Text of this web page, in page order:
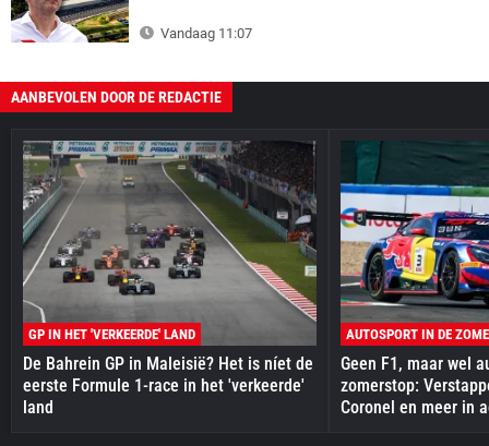
Vandaag 11:07
AANBEVOLEN DOOR DE REDACTIE
GP IN HET 'VERKEERDE' LAND
De Bahrein GP in Maleisië? Het is níet de
eerste Formule 1-race in het 'verkeerde'
land
AUTOSPORT IN DE
Geen F1, maar wel
zomerstop:
Coronel en meer in